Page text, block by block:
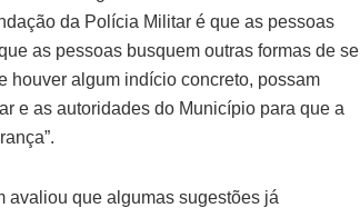
da Polícia Militar é que as pessoas
as pessoas busquem outras formas de se
houver algum indício concreto, possam
e as autoridades do Município para que a
avaliou que algumas sugestões já